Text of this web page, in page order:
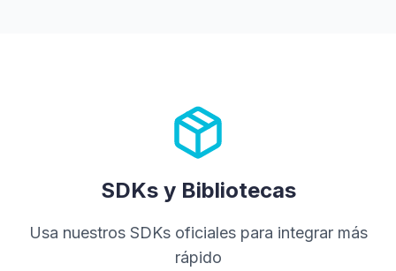
SDKs y Bibliotecas
Usa nuestros SDKs oficiales para integrar más
rápido